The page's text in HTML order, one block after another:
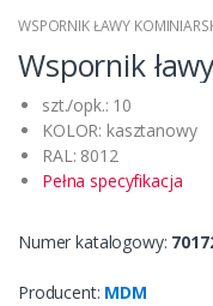
WSPORNIK ŁAWY
Wspornik
szt./opk.: 10
KOLOR: kasztanowy
RAL: 8012
Pełna specyfikacja
Numer katalogowy:
Producent: MDM